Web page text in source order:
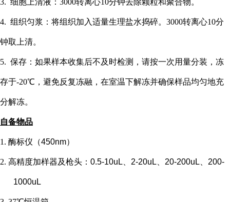
3. 细胞上清液：3000转离心10分钟去除颗粒和聚合物。
4. 组织匀浆：将组织加入适量生理盐水捣碎。3000转离心10分
钟取上清。
5. 保存：如果样本收集后不及时检测，请按一次用量分装，冻
存于-20℃，避免反复冻融，在室温下解冻并确保样品均匀地充
分解冻。
自备物品
1. 酶标仪（450nm）
2. 高精度加样器及枪头： 0.5-10uL、2-20uL、20-200uL、200-
1000uL